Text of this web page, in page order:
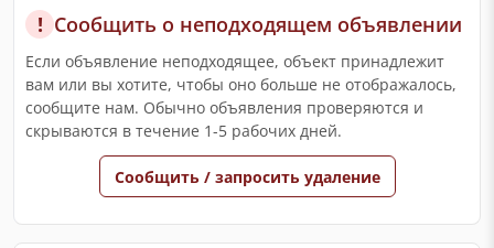
! Сообщить о неподходящем объявлении
Если объявление неподходящее, объект принадлежит
вам или вы хотите, чтобы оно больше не отображалось,
сообщите нам. Обычно объявления проверяются и
скрываются в течение 1-5 рабочих дней.
Сообщить / запросить удаление